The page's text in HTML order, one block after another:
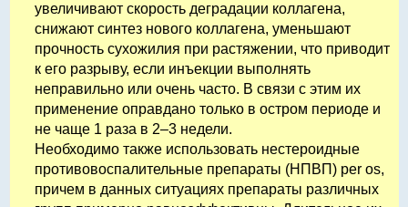
увеличивают скорость деградации коллагена,
снижают синтез нового коллагена, уменьшают
прочность сухожилия при растяжении, что приводит
к его разрыву, если инъекции выполнять
неправильно или очень часто. В связи с этим их
применение оправдано только в остром периоде и
не чаще 1 раза в 2–3 недели.
Необходимо также использовать нестероидные
противовоспалительные препараты (НПВП) per os,
причем в данных ситуациях препараты различных